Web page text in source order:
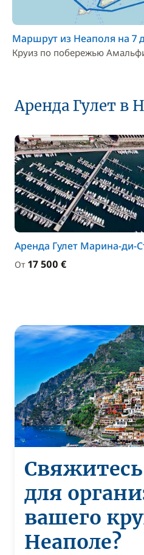
Маршрут из Неаполя на 7
Круиз по побережью
Аренда Гулет в
Аренда Гулет Марина-ди-
От 17 500 €
для
вашего
Неаполе?